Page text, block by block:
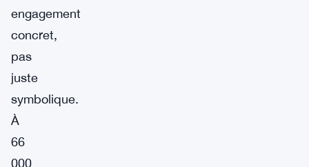
engagement
concret,
pas
juste
symbolique.
À
66
000